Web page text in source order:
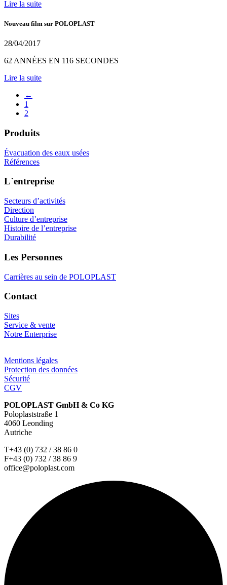
Lire la suite
Nouveau film sur POLOPLAST
28/04/2017
62 ANNÉES EN 116 SECONDES
Lire la suite
←
1
2
Produits
Évacuation des eaux usées
Références
L`entreprise
Secteurs d’activités
Direction
Culture d’entreprise
Histoire de l’entreprise
Durabilité
Les Personnes
Carrières au sein de POLOPLAST
Contact
Sites
Service & vente
Notre Enterprise
Mentions légales
Protection des données
Sécurité
CGV
POLOPLAST GmbH & Co KG
Poloplaststraße 1
4060 Leonding
Autriche
T+43 (0) 732 / 38 86 0
F+43 (0) 732 / 38 86 9
office@poloplast.com